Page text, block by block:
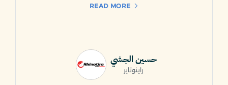
الشعارات، البروشورات الترويجية، الهدايا، القرطاسية،
ومهما كانت الفكرة أو المفهوم معقدًا، كانت شركة
READ MORE
حسين الجشي
راينوتاير